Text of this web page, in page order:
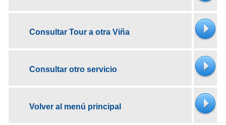
Consultar Tour a otra Viña
Consultar otro servicio
Volver al menú principal